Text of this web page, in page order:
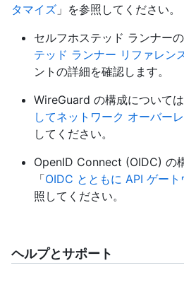
タマイズ 」を参照してください。
セルフホステッド ランナー
テッド ランナー リファレン
ントの詳細を確認します。
WireGuard の構成について
してネットワーク オーバー
してください。
OpenID Connect (OIDC) の
「OIDC とともに API ゲー
照してください。
ヘルプとサポート